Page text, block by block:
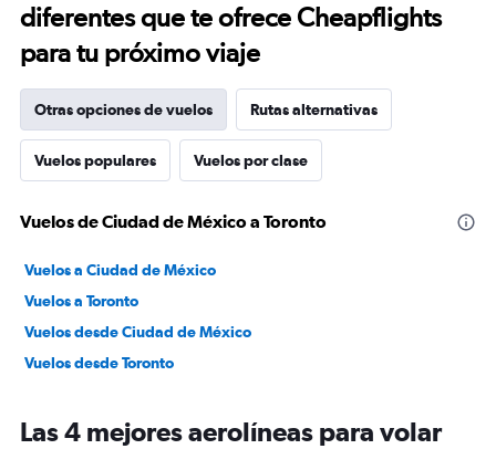
diferentes que te ofrece Cheapflights
para tu próximo viaje
Otras opciones de vuelos Rutas alternativas
Vuelos populares Vuelos por clase
Vuelos de Ciudad de México a Toronto
Vuelos a Ciudad de México
Vuelos a Toronto
Vuelos desde Ciudad de México
Vuelos desde Toronto
Las 4 mejores aerolíneas para volar